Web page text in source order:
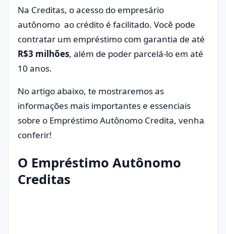
Na Creditas, o acesso do empresário
autônomo ao crédito é facilitado. Você pode
contratar um empréstimo com garantia de até
R$3 milhões, além de poder parcelá-lo em até
10 anos.
No artigo abaixo, te mostraremos as
informações mais importantes e essenciais
sobre o Empréstimo Autônomo Credita, venha
conferir!
O Empréstimo Autônomo
Creditas